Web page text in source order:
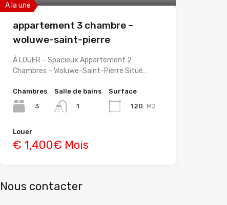
A la une
appartement 3 chambre –
woluwe-saint-pierre
À LOUER – Spacieux Appartement 2
Chambres – Woluwe-Saint-Pierre Situé…
Chambres
3
Salle de bains
1
Surface
120 M2
Louer
€ 1,400€ Mois
Nous contacter